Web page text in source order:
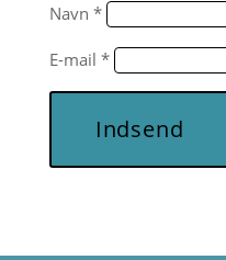
Navn *
E-mail *
Indsend